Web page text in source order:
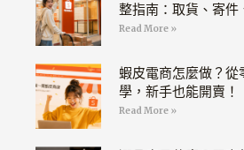
整指南：取貨、寄件
Read More »
蝦皮電商怎麼做？
學，新手也能開賣！
Read More »